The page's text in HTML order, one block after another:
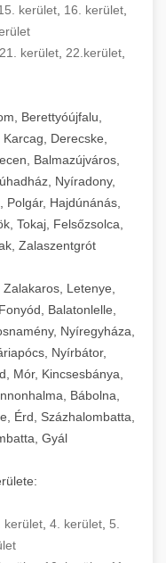
kerület 16. kerület
21. kerület 22.kerület
Berettyóújfalu,
Derecske,
Balmazújváros,
Nyíradony,
Hajdúnánás,
Tokaj, Felsőzsolca,
Zalaszentgrót
Letenye,
Balatonlelle,
Nyíregyháza,
Nyírbátor,
Mór, Kincsesbánya,
Bábolna,
Érd, Százhalombatta,
Gyál
kerület 4. kerület 5.